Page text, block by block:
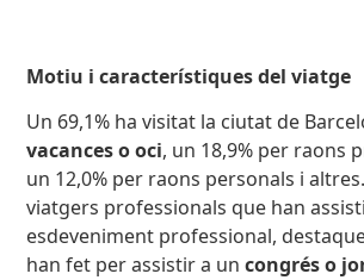
Motiu i característiques del viatge
Un 69,1% ha visitat la ciutat de
vacances o oci, un 18,9% per raons
un 12,0% per raons personals i altres.
viatgers professionals que han
esdeveniment professional,
han fet per assistir a uncongrés o